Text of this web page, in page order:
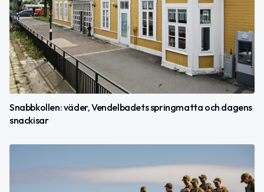
Snabbkollen: väder, Vendelbadets springmatta och dagens
snackisar